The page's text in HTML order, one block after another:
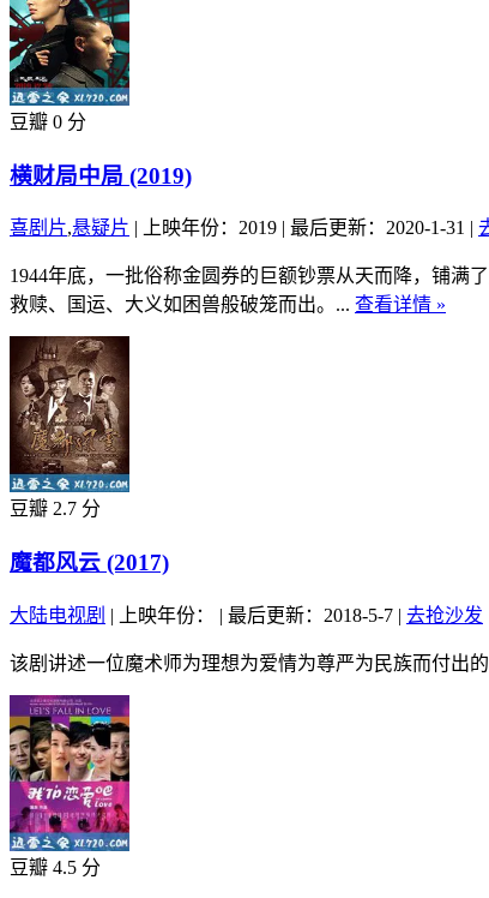
豆瓣 0 分
横财局中局 (2019)
喜剧片,悬疑片 | 上映年份：2019 | 最后更新：2020-1-31 |
1944年底，一批俗称金圆券的巨额钞票从天而降，铺满
救赎、国运、大义如困兽般破笼而出。... 查看详情 »
豆瓣 2.7 分
魔都风云 (2017)
大陆电视剧 | 上映年份： | 最后更新：2018-5-7 | 去抢沙发
该剧讲述一位魔术师为理想为爱情为尊严为民族而付出
豆瓣 4.5 分